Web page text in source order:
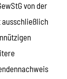
von der
ausschließlich